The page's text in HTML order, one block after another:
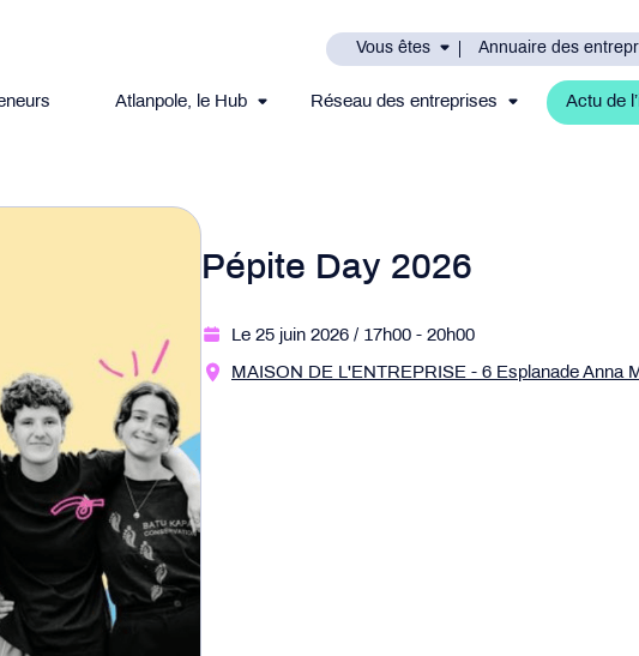
Vous êtes Annuaire des
Atlanpole, le Hub Réseau des entreprises Actu de
Pépite Day 2026
Le 25 juin 2026 / 17h00 - 20h00
MAISON DE L'ENTREPRISE - 6 Esplanade Anna